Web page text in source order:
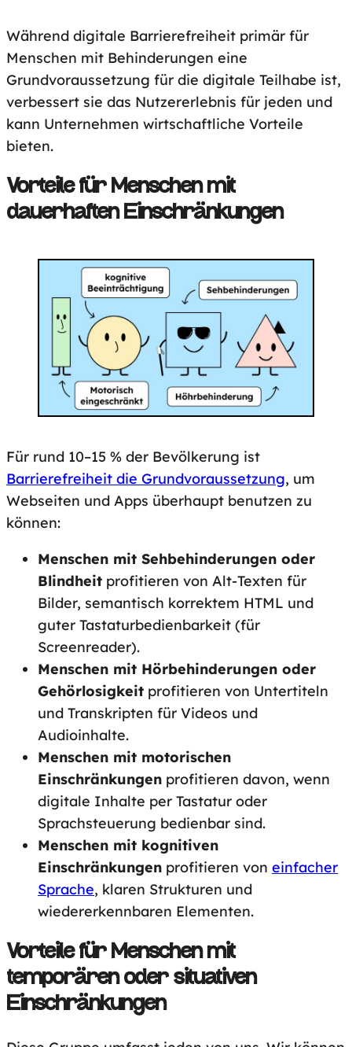
Während digitale Barrierefreiheit primär für
Menschen mit Behinderungen eine
Grundvoraussetzung für die digitale Teilhabe ist,
verbessert sie das Nutzererlebnis für jeden und
kann Unternehmen wirtschaftliche Vorteile
bieten.
Vorteile für Menschen mit
dauerhaften Einschränkungen
Für rund 10–15 % der Bevölkerung ist
Barrierefreiheit die Grundvoraussetzung, um
Webseiten und Apps überhaupt benutzen zu
können:
Menschen mit Sehbehinderungen oder
Blindheit profitieren von Alt-Texten für
Bilder, semantisch korrektem HTML und
guter Tastaturbedienbarkeit (für
Screenreader).
Menschen mit Hörbehinderungen oder
Gehörlosigkeit profitieren von Untertiteln
und Transkripten für Videos und
Audioinhalte.
Menschen mit motorischen
Einschränkungen profitieren davon, wenn
digitale Inhalte per Tastatur oder
Sprachsteuerung bedienbar sind.
Menschen mit kognitiven
Einschränkungen profitieren von einfacher
Sprache, klaren Strukturen und
wiedererkennbaren Elementen.
Vorteile für Menschen mit
temporären oder situativen
Einschränkungen